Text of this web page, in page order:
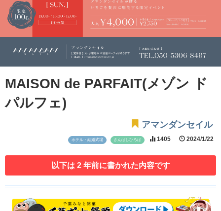
MAISON de PARFAIT(メゾン ド
パルフェ)
アマンダンセイル
ホテル・結婚式場 さんばしひろば 1405 2024/1/22
以下は 2 年前に書かれた内容です